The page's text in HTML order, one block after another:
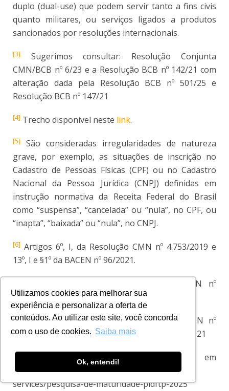
Utilizamos cookies para melhorar sua
experiência e personalizar a oferta de
conteúdos. Ao utilizar este site, você concorda
com o uso de cookies. Saiba mais
Ok, entendi!
duplo (dual-use) que podem servir tanto a fins civis
quanto militares, ou serviços ligados a produtos
sancionados por resoluções internacionais.
[3]
Sugerimos consultar: Resolução Conjunta
CMN/BCB nº 6/23 e a Resolução BCB nº 142/21 com
alteração dada pela Resolução BCB nº 501/25 e
Resolução BCB nº 147/21
[4] Trecho disponível neste link.
[5]
São consideradas irregularidades de natureza
grave, por exemplo, as situações de inscrição no
Cadastro de Pessoas Físicas (CPF) ou no Cadastro
Nacional da Pessoa Jurídica (CNPJ) definidas em
instrução normativa da Receita Federal do Brasil
como “suspensa”, “cancelada” ou “nula”, no CPF, ou
“inapta”, “baixada” ou “nula”, no CNPJ.
[6] Artigos 6º, I, da Resolução CMN nº 4.753/2019 e
13º, I e §1º da BACEN nº 96/2021.
Artigos 6º, II e §2º, da Resolução CMN nº
4.753/2019 e 13º, II e §2º da BACEN nº 96/2021
[8]Artigos 6º, §§ 3º e 4º, da Resolução CMN nº
4.753/2019 e 13º, I e §§ 4º e 5º da BACEN nº 96/2021
[9]
Acessar em
https://www.ey.com/pt_br/insights/financial-
services/pesquisa-de-maturidade-pldftp-2025